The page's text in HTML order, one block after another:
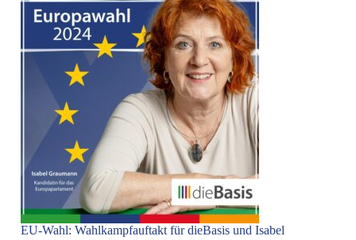
EU-Wahl: Wahlkampfauftakt für dieBasis und Isabel